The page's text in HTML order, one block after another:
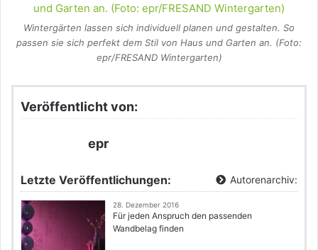
Wintergärten lassen sich individuell planen und gestalten. So
passen sie sich perfekt dem Stil von Haus und Garten an. (Foto:
epr/FRESAND Wintergarten)
Veröffentlicht von:
epr
Letzte Veröffentlichungen: Autorenarchiv:
28. Dezember 2016
Für jeden Anspruch den passenden
Wandbelag finden